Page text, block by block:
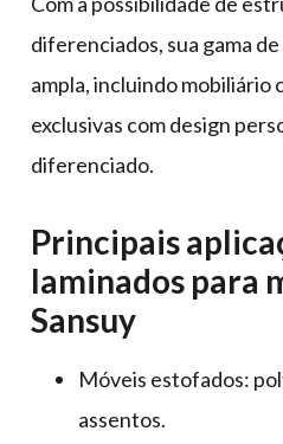
diferenciados, sua gama
ampla, incluindo mobiliário
exclusivas com design
diferenciado.
Principais
laminados para
Sansuy
Móveis estofados:
assentos.